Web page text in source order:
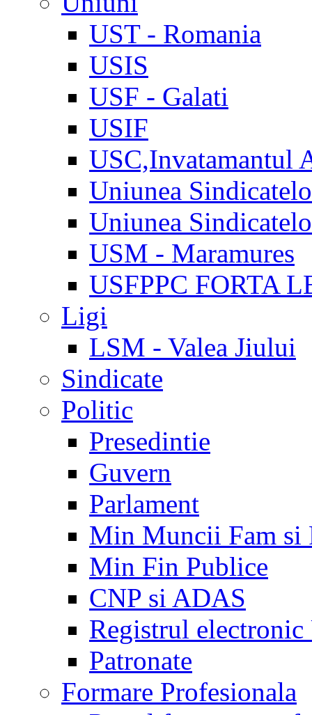
UST - Romania
USIS
USF - Galati
USIF
USC,Invatamantul
Uniunea
Uniunea
USM - Maramures
USFPPC FORTA
Ligi
LSM - Valea Jiului
Sindicate
Politic
Presedintie
Guvern
Parlament
Min Muncii Fam si
Min Fin Publice
CNP si ADAS
Registrul electronic
Patronate
Formare Profesionala